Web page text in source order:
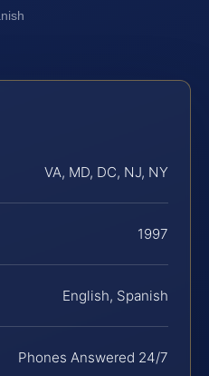
VA, MD, DC, NJ, NY
1997
English, Spanish
Phones Answered 24/7